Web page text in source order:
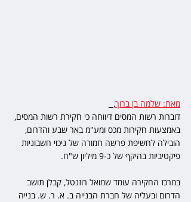
מאת: שלמה בן ברוך,
דוברות רשות המסים דיווחה כי חקירת רשות המסים,
באמצעות חקירות מכס ומע"מ באר שבע והדרום,
הובילה לחשיפת פרשה חמורה של ניכוי חשבוניות
פיקטיביות בהיקף של כ-9 מיליון ש"ח.
במרכז החקירה עומד שמואל רוזנטל, קבלן תושב
הדרום ובעליה של חברת הבנייה ב. א. ר. ש. בנייה